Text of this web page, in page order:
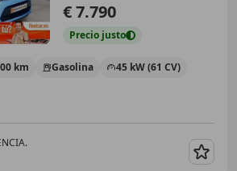
€ 7.790
Precio justo
km Gasolina 45 kW (61 CV)